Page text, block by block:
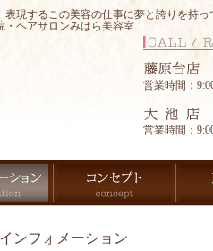
現するこの美容の仕事に夢と誇りを持
・ヘアサロンみはら美容室
営業時間：
営業時間：
インフォメーション